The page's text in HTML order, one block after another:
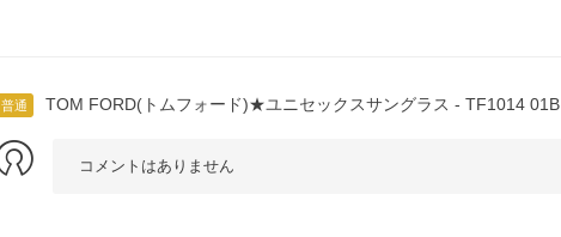
普通 TOM FORD(トムフォード)★ユニセックスサングラス - TF1014 01B
コメントはありません